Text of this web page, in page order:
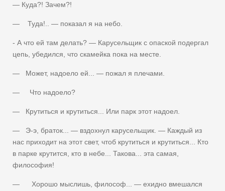
— Куда?! Зачем?!
— Туда!.. — показал я на небо.
- А что ей там делать? — Карусельщик с опаской подергал
цепь, убедился, что скамейка пока на месте.
— Может, надоело ей... — пожал я плечами.
— Что надоело?
— Крутиться и крутиться... Или парк этот надоел.
— Э-э, браток... — вздохнул карусельщик. — Каждый из
нас приходит на этот свет, чтоб крутиться и крутиться... Кто
в парке крутится, кто в небе... Такова... эта самая,
философия!
— Хорошо мыслишь, философ... — ехидно вмешался